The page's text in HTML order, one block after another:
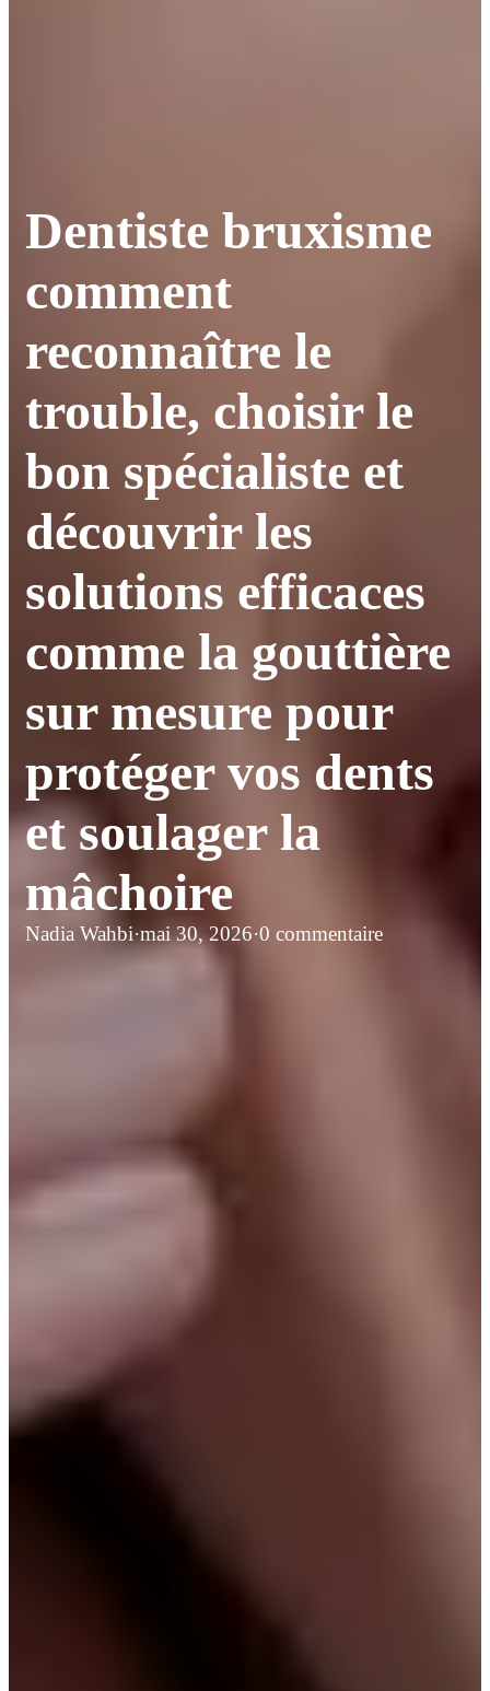
Dentiste bruxisme
comment
reconnaître le
trouble, choisir le
bon spécialiste et
découvrir les
solutions efficaces
comme la gouttière
sur mesure pour
protéger vos dents
et soulager la
mâchoire
Nadia Wahbi·mai 30, 2026·0 commentaire